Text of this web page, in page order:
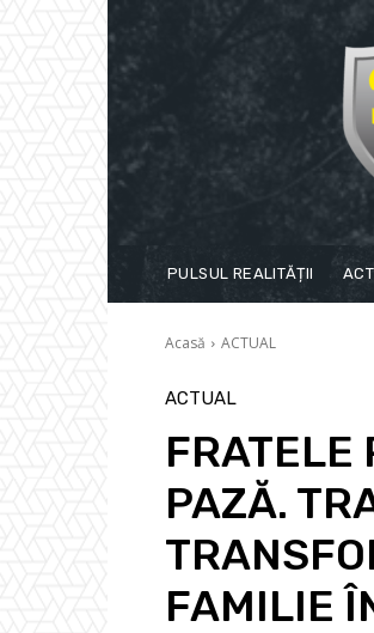
PULSUL REALITĂȚII
Acasă ACTUAL
ACTUAL
FRATELE
PAZĂ.
FAMILIE